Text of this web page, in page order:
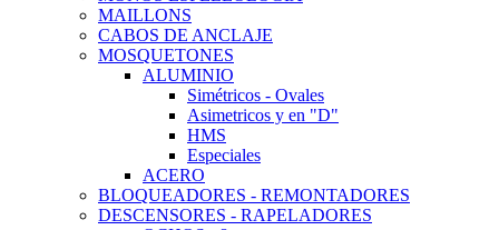
MAILLONS
CABOS DE ANCLAJE
MOSQUETONES
ALUMINIO
Simétricos - Ovales
Asimetricos y en "D"
HMS
Especiales
ACERO
BLOQUEADORES - REMONTADORES
DESCENSORES - RAPELADORES